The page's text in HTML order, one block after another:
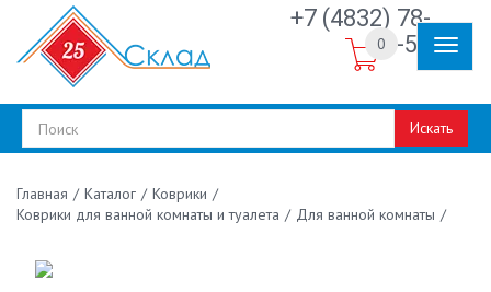
+7 (4832) 78-
30-50
Искать
0
Главная / Каталог / Коврики /
Коврики для ванной комнаты и туалета / Для ванной комнаты /